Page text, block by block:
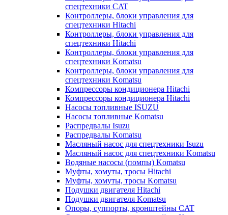
спецтехники CAT
Контроллеры, блоки управления для
спецтехники Hitachi
Контроллеры, блоки управления для
спецтехники Hitachi
Контроллеры, блоки управления для
спецтехники Komatsu
Контроллеры, блоки управления для
спецтехники Komatsu
Компрессоры кондиционера Hitachi
Компрессоры кондиционера Hitachi
Насосы топливные ISUZU
Насосы топливные Komatsu
Распредвалы Isuzu
Распредвалы Komatsu
Масляный насос для спецтехники Isuzu
Масляный насос для спецтехники Komatsu
Водяные насосы (помпы) Komatsu
Муфты, хомуты, тросы Hitachi
Муфты, хомуты, тросы Komatsu
Подушки двигателя Hitachi
Подушки двигателя Komatsu
Опоры, суппорты, кронштейны CAT